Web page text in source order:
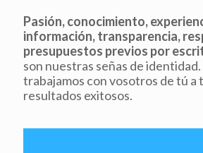
Pasión, conocimiento,
información, transparencia,
presupuestos previos por
son nuestras señas de
trabajamos con vosotros de tú a
resultados exitosos.